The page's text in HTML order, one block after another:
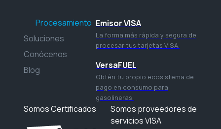
Procesamiento
Soluciones
Conócenos
Blog
Emisor VISA
La forma más rápida y segura de
procesar tus tarjetas VISA.
VersaFUEL
Obtén tu propio ecosistema de
pago en consumo para
gasolineras.
Somos Certificados
Somos proveedores de
servicios VISA